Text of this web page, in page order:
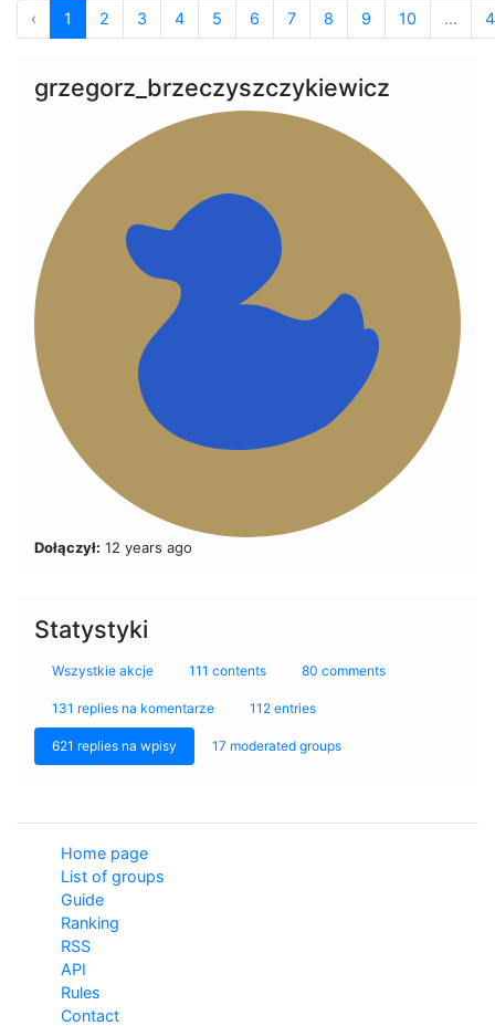
‹ 1 2 3 4 5 6 7 8 9 10 ...
grzegorz_brzeczyszczykiewicz
Dołączył: 12 years ago
Statystyki
Wszystkie akcje 111 contents 80 comments
131 replies na komentarze 112 entries
621 replies na wpisy 17 moderated groups
Home page
List of groups
Guide
Ranking
RSS
API
Rules
Contact